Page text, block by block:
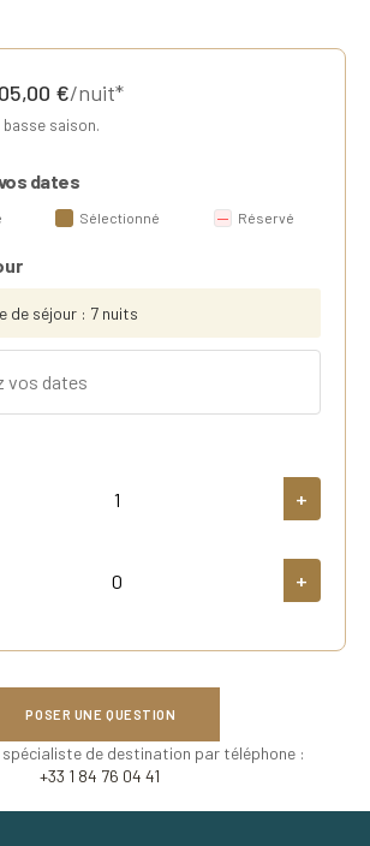
€/nuit*
saison.
dates
Sélectionné Réservé
de séjour : 7 nuits
+
+
POSER UNE QUESTION
spécialiste de destination par téléphone :
+33 1 84 76 04 41